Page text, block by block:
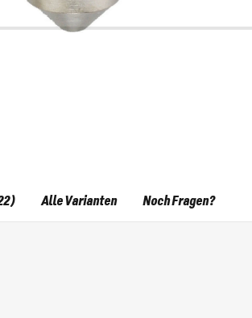
Alle Varianten Noch Fragen?